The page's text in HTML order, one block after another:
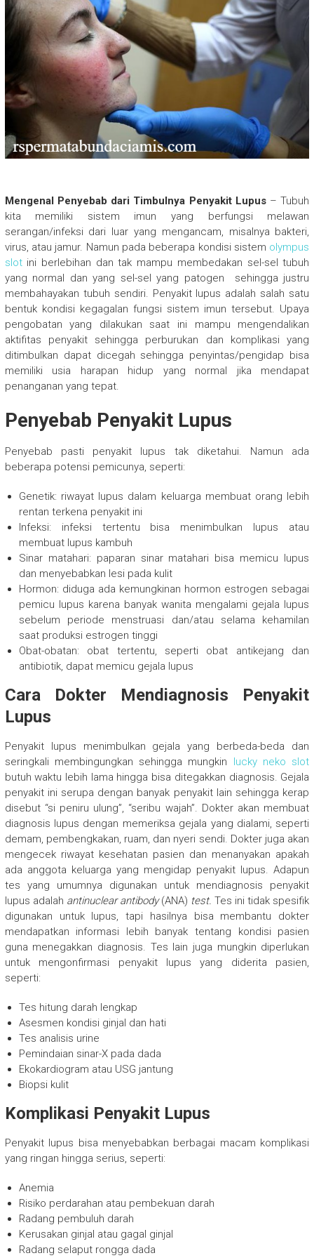
Mengenal Penyebab dari Timbulnya Penyakit Lupus– Tubuh
kita memiliki sistem imun yang berfungsi melawan
serangan/infeksi dari luar yang mengancam, misalnya bakteri,
virus, atau jamur. Namun pada beberapa kondisi sistem olympus
slotini berlebihan dan tak mampu membedakan sel-sel tubuh
yang normal dan yang sel-sel yang patogen sehingga justru
membahayakan tubuh sendiri. Penyakit lupus adalah salah satu
bentuk kondisi kegagalan fungsi sistem imun tersebut. Upaya
pengobatan yang dilakukan saat ini mampu mengendalikan
aktifitas penyakit sehingga perburukan dan komplikasi yang
ditimbulkan dapat dicegah sehingga penyintas/pengidap bisa
memiliki usia harapan hidup yang normal jika mendapat
penanganan yang tepat.
Penyebab Penyakit Lupus
Penyebab pasti penyakit lupus tak diketahui. Namun ada
beberapa potensi pemicunya, seperti:
Genetik: riwayat lupus dalam keluarga membuat orang lebih
rentan terkena penyakit ini
Infeksi: infeksi tertentu bisa menimbulkan lupus atau
membuat lupus kambuh
Sinar matahari: paparan sinar matahari bisa memicu lupus
dan menyebabkan lesi pada kulit
Hormon: diduga ada kemungkinan hormon estrogen sebagai
pemicu lupus karena banyak wanita mengalami gejala lupus
sebelum periode menstruasi dan/atau selama kehamilan
saat produksi estrogen tinggi
Obat-obatan: obat tertentu, seperti obat antikejang dan
antibiotik, dapat memicu gejala lupus
Cara Dokter Mendiagnosis Penyakit
Lupus
Penyakit lupus menimbulkan gejala yang berbeda-beda dan
seringkali membingungkan sehingga mungkin
lucky neko slot
butuh waktu lebih lama hingga bisa ditegakkan diagnosis. Gejala
penyakit ini serupa dengan banyak penyakit lain sehingga kerap
disebut “si peniru ulung”, “seribu wajah”. Dokter akan membuat
diagnosis lupus dengan memeriksa gejala yang dialami, seperti
demam, pembengkakan, ruam, dan nyeri sendi. Dokter juga akan
mengecek riwayat kesehatan pasien dan menanyakan apakah
ada anggota keluarga yang mengidap penyakit lupus. Adapun
tes yang umumnya digunakan untuk mendiagnosis penyakit
lupus adalah antinuclear antibody(ANA) test.Tes ini tidak spesifik
digunakan untuk lupus, tapi hasilnya bisa membantu dokter
mendapatkan informasi lebih banyak tentang kondisi pasien
guna menegakkan diagnosis. Tes lain juga mungkin diperlukan
untuk mengonfirmasi penyakit lupus yang diderita pasien,
seperti:
Tes hitung darah lengkap
Asesmen kondisi ginjal dan hati
Tes analisis urine
Pemindaian sinar-X pada dada
Ekokardiogram atau USG jantung
Biopsi kulit
Komplikasi Penyakit Lupus
Penyakit lupus bisa menyebabkan berbagai macam komplikasi
yang ringan hingga serius, seperti:
Anemia
Risiko perdarahan atau pembekuan darah
Radang pembuluh darah
Kerusakan ginjal atau gagal ginjal
Radang selaput rongga dada